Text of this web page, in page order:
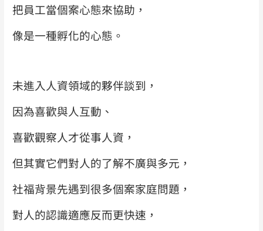
把員工當個案心態來協助，
像是一種孵化的心態。
未進入人資領域的夥伴談到，
因為喜歡與人互動、
喜歡觀察人才從事人資，
但其實它們對人的了解不廣與多元，
社福背景先遇到很多個案家庭問題，
對人的認識適應反而更快速，